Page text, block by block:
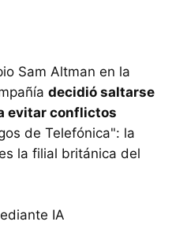
Sam Altman en la
decidió saltarse
evitar conflictos
de Telefónica": la
la filial británica del
IA